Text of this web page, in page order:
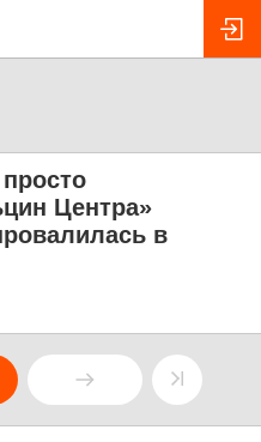
Центра»
в